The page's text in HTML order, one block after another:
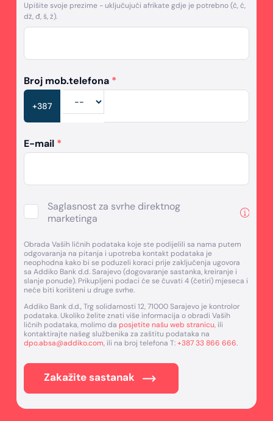
Upišite svoje prezime - uključujući afrikate gdje je potrebno (č, ć,
dž, đ, š, ž).
Broj mob.telefona *
+387
E-mail *
Saglasnost za svrhe direktnog
marketinga
Obrada Vaših ličnih podataka koje ste podijelili sa nama putem
odgovaranja na pitanja i upotreba kontakt podataka je
neophodna kako bi se poduzeli koraci prije zaključenja ugovora
sa Addiko Bank d.d. Sarajevo (dogovaranje sastanka, kreiranje i
slanje ponude). Prikupljeni podaci će se čuvati 4 (četiri) mjeseca i
neće biti korišteni u druge svrhe.
Addiko Bank d.d., Trg solidarnosti 12, 71000 Sarajevo je kontrolor
podataka. Ukoliko želite znati više informacija o obradi Vaših
ličnih podataka, molimo daposjetite našu web stranicu, ili
kontaktirajte našeg službenika za zaštitu podataka na
dpo.absa@addiko.com, ili na broj telefona T:+387 33 866 666.
Zakažite sastanak